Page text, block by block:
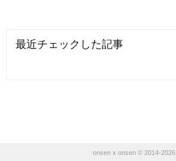
最近チェックした記事
onsen x onsen © 2014-2026